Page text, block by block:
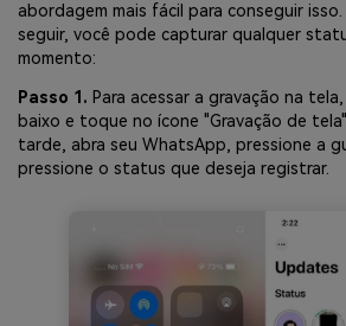
abordagem mais fácil para conseguir
seguir, você pode capturar qualquer
momento:
Passo 1. Para acessar a gravação na
baixo e toque no ícone "Gravação de
tarde, abra seu WhatsApp, pressione a
pressione o status que deseja registrar.